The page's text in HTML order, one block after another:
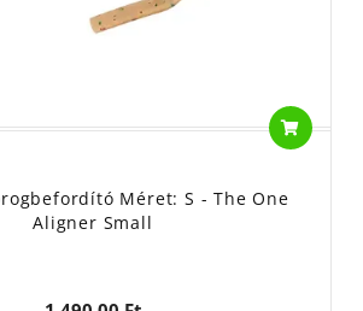
Méret: S - The One
Aligner Small